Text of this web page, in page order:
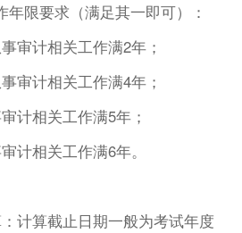
年限要求（满足其一即可）：
审计相关工作满2年；
审计相关工作满4年；
计相关工作满5年；
计相关工作满6年。
计算截止日期一般为考试年度